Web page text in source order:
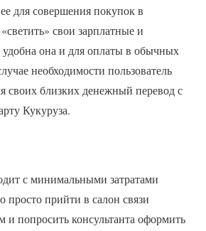
для совершения покупок в
свои зарплатные и
она и для оплаты в обычных
необходимости пользователь
своих близких денежный перевод с
Кукуруза.
с минимальными затратами
просто прийти в салон связи
и попросить консультанта оформить